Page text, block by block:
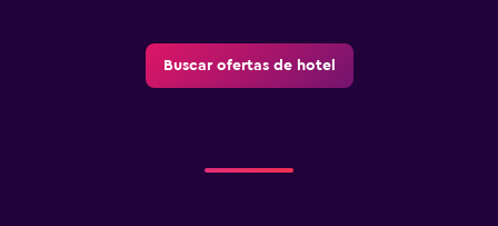
Buscar ofertas de hotel